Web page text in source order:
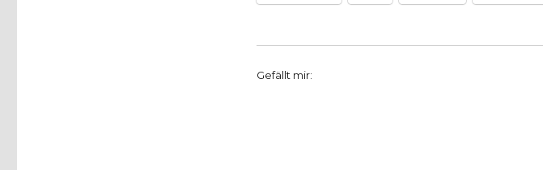
Gefällt mir: